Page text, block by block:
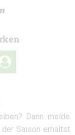
Dann melde
Saison erhältst